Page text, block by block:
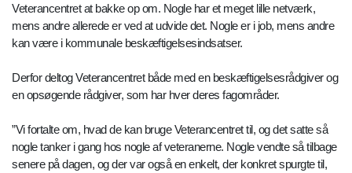
Veterancentret at bakke op om. Nogle har et meget lille netværk,
mens andre allerede er ved at udvide det. Nogle er i job, mens andre
kan være i kommunale beskæftigelsesindsatser.
Derfor deltog Veterancentret både med en beskæftigelsesrådgiver og
en opsøgende rådgiver, som har hver deres fagområder.
”Vi fortalte om, hvad de kan bruge Veterancentret til, og det satte så
nogle tanker i gang hos nogle af veteranerne. Nogle vendte så tilbage
senere på dagen, og der var også en enkelt, der konkret spurgte til,